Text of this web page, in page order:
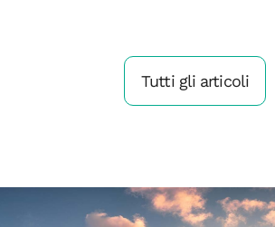
Tutti gli articoli